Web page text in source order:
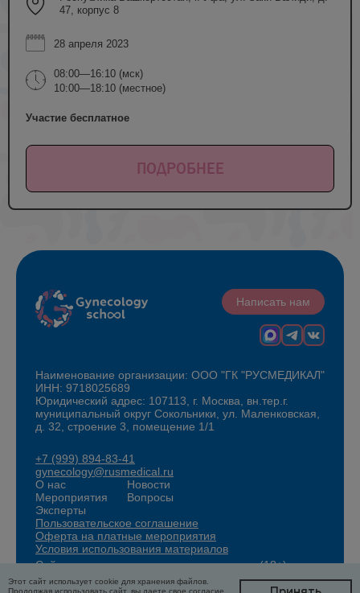
47, корпус 8
28 апреля 2023
08:00—16:10 (мск)
10:00—18:10 (местное)
Участие бесплатное
ПОДРОБНЕЕ
Написать нам
Наименование организации: ООО "ГК "РУСМЕДИКАЛ"
ИНН: 9718025689
Юридический адрес: 107113, г. Москва, вн.тер.г.
муниципальный округ Сокольники, ул. Маленковская,
д. 32, строение 3, помещение 1/1
+7 (999) 894-83-41
gynecology@rusmedical.ru
О нас
Мероприятия
Эксперты
Новости
Вопросы
Пользовательское соглашение
Оферта на платные мероприятия
Условия использования материалов
Сайт для специалистов здравоохранения (18+)
Этот сайт использует cookie для хранения файлов.
Продолжая использовать сайт, вы даете свое согласие